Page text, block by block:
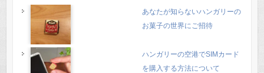
あなたが知らないハンガリーの
お菓子の世界にご招待
ハンガリーの空港でSIMカード
を購入する方法について